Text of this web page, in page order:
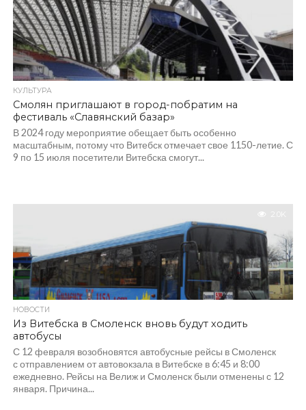
КУЛЬТУРА
Смолян приглашают в город-побратим на
фестиваль «Славянский базар»
В 2024 году мероприятие обещает быть особенно
масштабным, потому что Витебск отмечает свое 1150-летие. С
9 по 15 июля посетители Витебска смогут...
2.0K
НОВОСТИ
Из Витебска в Смоленск вновь будут ходить
автобусы
С 12 февраля возобновятся автобусные рейсы в Смоленск
с отправлением от автовокзала в Витебске в 6:45 и 8:00
ежедневно. Рейсы на Велиж и Смоленск были отменены с 12
января. Причина...